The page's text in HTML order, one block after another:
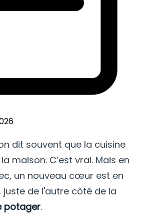
dit souvent que la cuisine
maison. C’est vrai. Mais en
un nouveau cœur est en
de l'autre côté de la
potager.